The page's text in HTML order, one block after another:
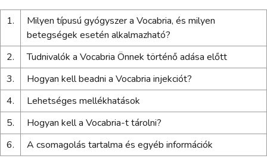
1.
Milyen típusú gyógyszer a Vocabria, és milyen
betegségek esetén alkalmazható?
2.
Tudnivalók a Vocabria Önnek történő adása előtt
3.
Hogyan kell beadni a Vocabria injekciót?
4.
Lehetséges mellékhatások
5.
Hogyan kell a Vocabria-t tárolni?
6.
A csomagolás tartalma és egyéb információk